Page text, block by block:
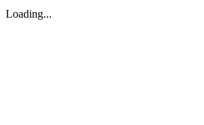
Loading...